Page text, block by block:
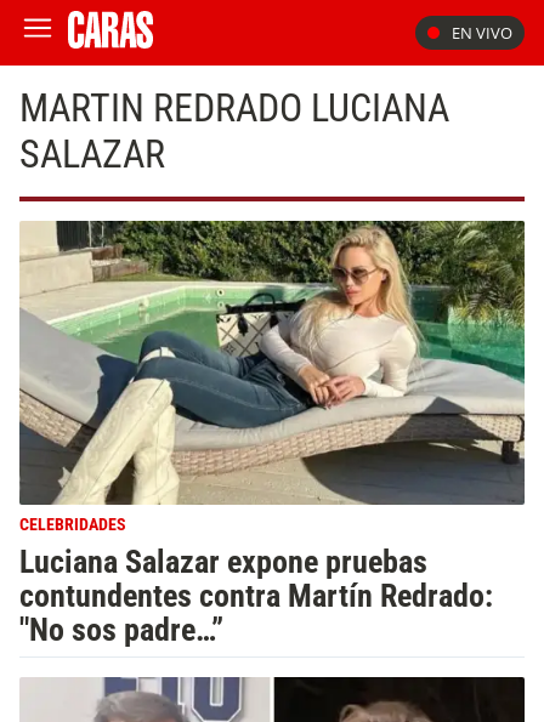
EN VIVO
MARTIN REDRADO LUCIANA
SALAZAR
CELEBRIDADES
Luciana Salazar expone pruebas
contundentes contra Martín Redrado:
"No sos padre…”